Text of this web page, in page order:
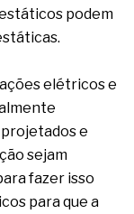
podem
elétricos e
e
sejam
fazer isso
para que a